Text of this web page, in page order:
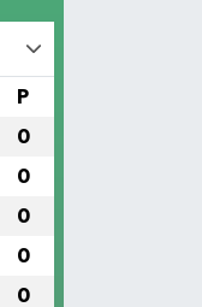
P
0
0
0
0
0